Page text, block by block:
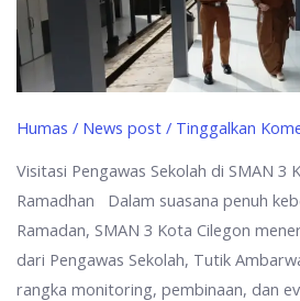
Humas / News post/ Tinggalkan
Visitasi Pengawas Sekolah di SMAN 3
Ramadhan Dalam suasana penuh
Ramadan, SMAN 3 Kota Cilegon
dari Pengawas Sekolah, Tutik
rangka monitoring, pembinaan, dan